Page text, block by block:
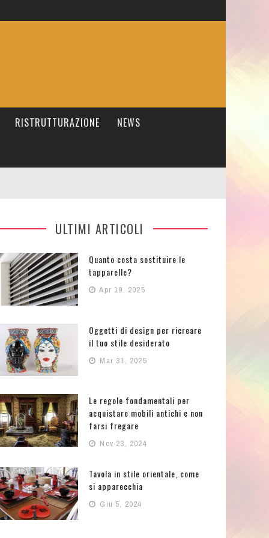
RISTRUTTURAZIONE NEWS
ULTIMI ARTICOLI
Quanto costa sostituire le
tapparelle?
Apr 19, 2025
Oggetti di design per ricreare
il tuo stile desiderato
Mar 31, 2025
Le regole fondamentali per
acquistare mobili antichi e non
farsi fregare
Nov 23, 2024
Tavola in stile orientale, come
si apparecchia
Giu 5, 2024